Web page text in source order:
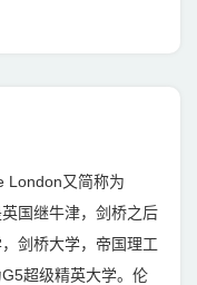
London又简称为
国继牛津，剑桥之后
剑桥大学，帝国理工
超级精英大学。伦